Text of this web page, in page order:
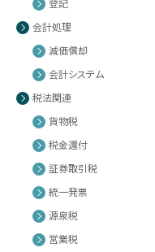
登記
会計処理
減価償却
会計システム
税法関連
貨物税
税金還付
証券取引税
統一発票
源泉税
営業税